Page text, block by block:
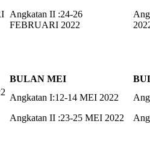
Angkatan II :24-26
FEBRUARI 2022
BULAN MEI
Angkatan I:12-14 MEI 2022
Angkatan II :23-25 MEI 2022